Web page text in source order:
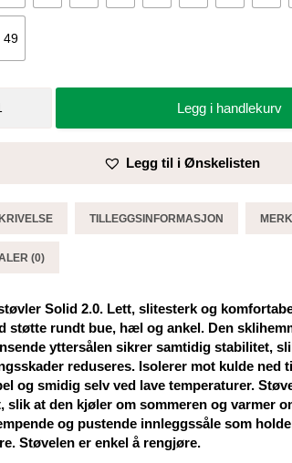
49
Legg i handlekurv
Legg til i Ønskelisten
TILLEGGSINFORMASJON
(0)
Solid 2.0. Lett, slitesterk og
støtte rundt bue, hæl og ankel. Den
yttersålen sikrer samtidig stabilitet,
reduseres. Isolerer mot kulde ned
og smidig selv ved lave temperaturer.
slik at den kjøler om sommeren og varmer
og pustende innleggssåle som
Støvelen er enkel å rengjøre.